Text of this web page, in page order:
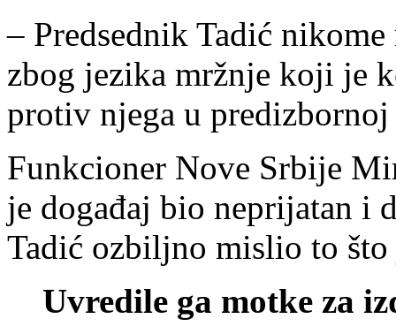
– Predsednik Tadić
zbog jezika mržnje koji je
protiv njega u
Funkcioner Nove Srbije
je događaj bio neprijatan i
Tadić ozbiljno mislio to
Uvredile ga motke za